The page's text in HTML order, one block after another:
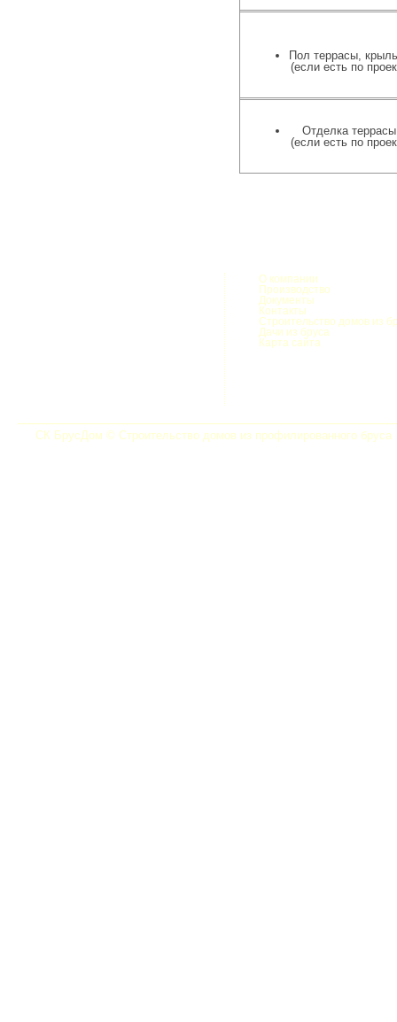
Пол террасы,
(если есть по
Отделка
(если есть по
О компании
Производство
Документы
Контакты
Строительство домов из
Дачи из бруса
Карта сайта
СК БрусДом © Строительство домов из профилированного бруса